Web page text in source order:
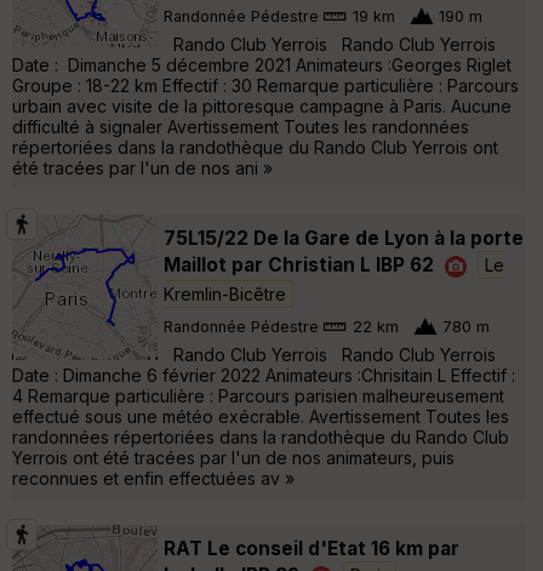
Randonnée Pédestre 19 km 190 m
Rando Club Yerrois Rando Club Yerrois
Date : Dimanche 5 décembre 2021 Animateurs :Georges Riglet
Groupe : 18-22 km Effectif : 30 Remarque particulière : Parcours
urbain avec visite de la pittoresque campagne à Paris. Aucune
difficulté à signaler Avertissement Toutes les randonnées
répertoriées dans la randothèque du Rando Club Yerrois ont
été tracées par l'un de nos ani »
75L15/22 De la Gare de Lyon à la porte
Maillot par Christian L IBP 62
Le
Kremlin-Bicêtre
Randonnée Pédestre 22 km 780 m
Rando Club Yerrois Rando Club Yerrois
Date : Dimanche 6 février 2022 Animateurs :Chrisitain L Effectif :
4 Remarque particulière : Parcours parisien malheureusement
effectué sous une météo exécrable. Avertissement Toutes les
randonnées répertoriées dans la randothèque du Rando Club
Yerrois ont été tracées par l'un de nos animateurs, puis
reconnues et enfin effectuées av »
RAT Le conseil d'Etat 16 km par